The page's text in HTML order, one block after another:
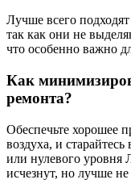
Лучше всего
так как они не
что особенно важно
Как
ремонта?
Обеспечьте хорошее
воздуха, и
или нулевого
исчезнут, но лучше